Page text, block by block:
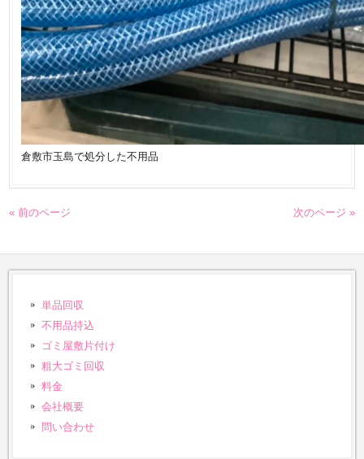
倉敷市玉島で処分した不用品
« 前のページ 次のページ »
単品回収
不用品持込
ゴミ屋敷片付け
粗大ゴミ回収
料金
会社概要
問い合わせ